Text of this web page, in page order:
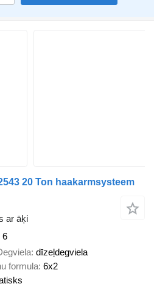
20 Ton haakarmsysteem
ar āķi
6
dīzeļdegviela
formula 6x2